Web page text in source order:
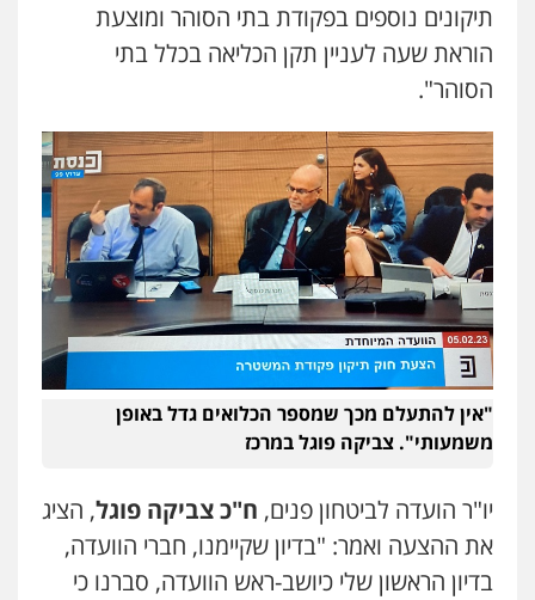
תיקונים נוספים בפקודת בתי הסוהר ומוצעת
הוראת שעה לעניין תקן הכליאה בכלל בתי
הסוהר".
"אין להתעלם מכך שמספר הכלואים גדל באופן
משמעותי". צביקה פוגל במרכז
יו"ר הועדה לביטחון פנים, ח"כ צביקה פוגל, הציג
את ההצעה ואמר: "בדיון שקיימנו, חברי הוועדה,
בדיון הראשון שלי כיושב-ראש הוועדה, סברנו כי